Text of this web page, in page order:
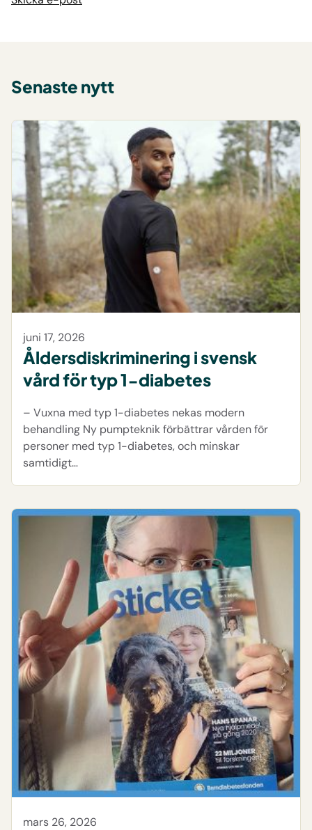
Senaste nytt
juni 17, 2026
Åldersdiskriminering i svensk
vård för typ 1-diabetes
– Vuxna med typ 1-diabetes nekas modern
behandling Ny pumpteknik förbättrar vården för
personer med typ 1-diabetes, och minskar
samtidigt…
mars 26, 2026